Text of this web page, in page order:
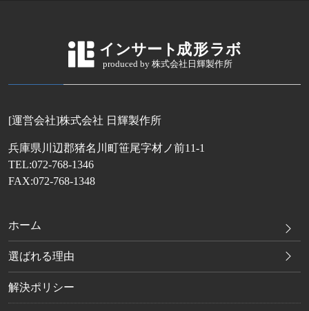
[運営会社]株式会社 日輝製作所
兵庫県川辺郡猪名川町笹尾字材ノ前11-1
TEL:072-768-1346
FAX:072-768-1348
ホーム
選ばれる理由
解決ポリシー